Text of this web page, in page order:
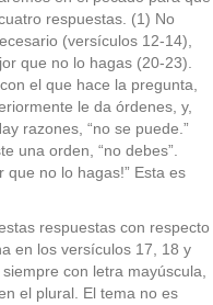
respuestas. (1) No
(versículos 12-14),
que no lo hagas (20-23).
el que hace la pregunta,
le da órdenes, y,
razones, “no se puede.”
una orden, “no debes”.
que no lo hagas!” Esta es
respuestas con respecto
en los versículos 17, 18 y
con letra mayúscula,
el plural. El tema no es